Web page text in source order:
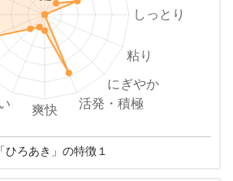
「ひろあき」の特徴１